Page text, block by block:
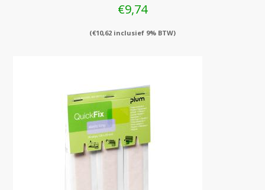
€9,74
(€10,62 inclusief 9% BTW)